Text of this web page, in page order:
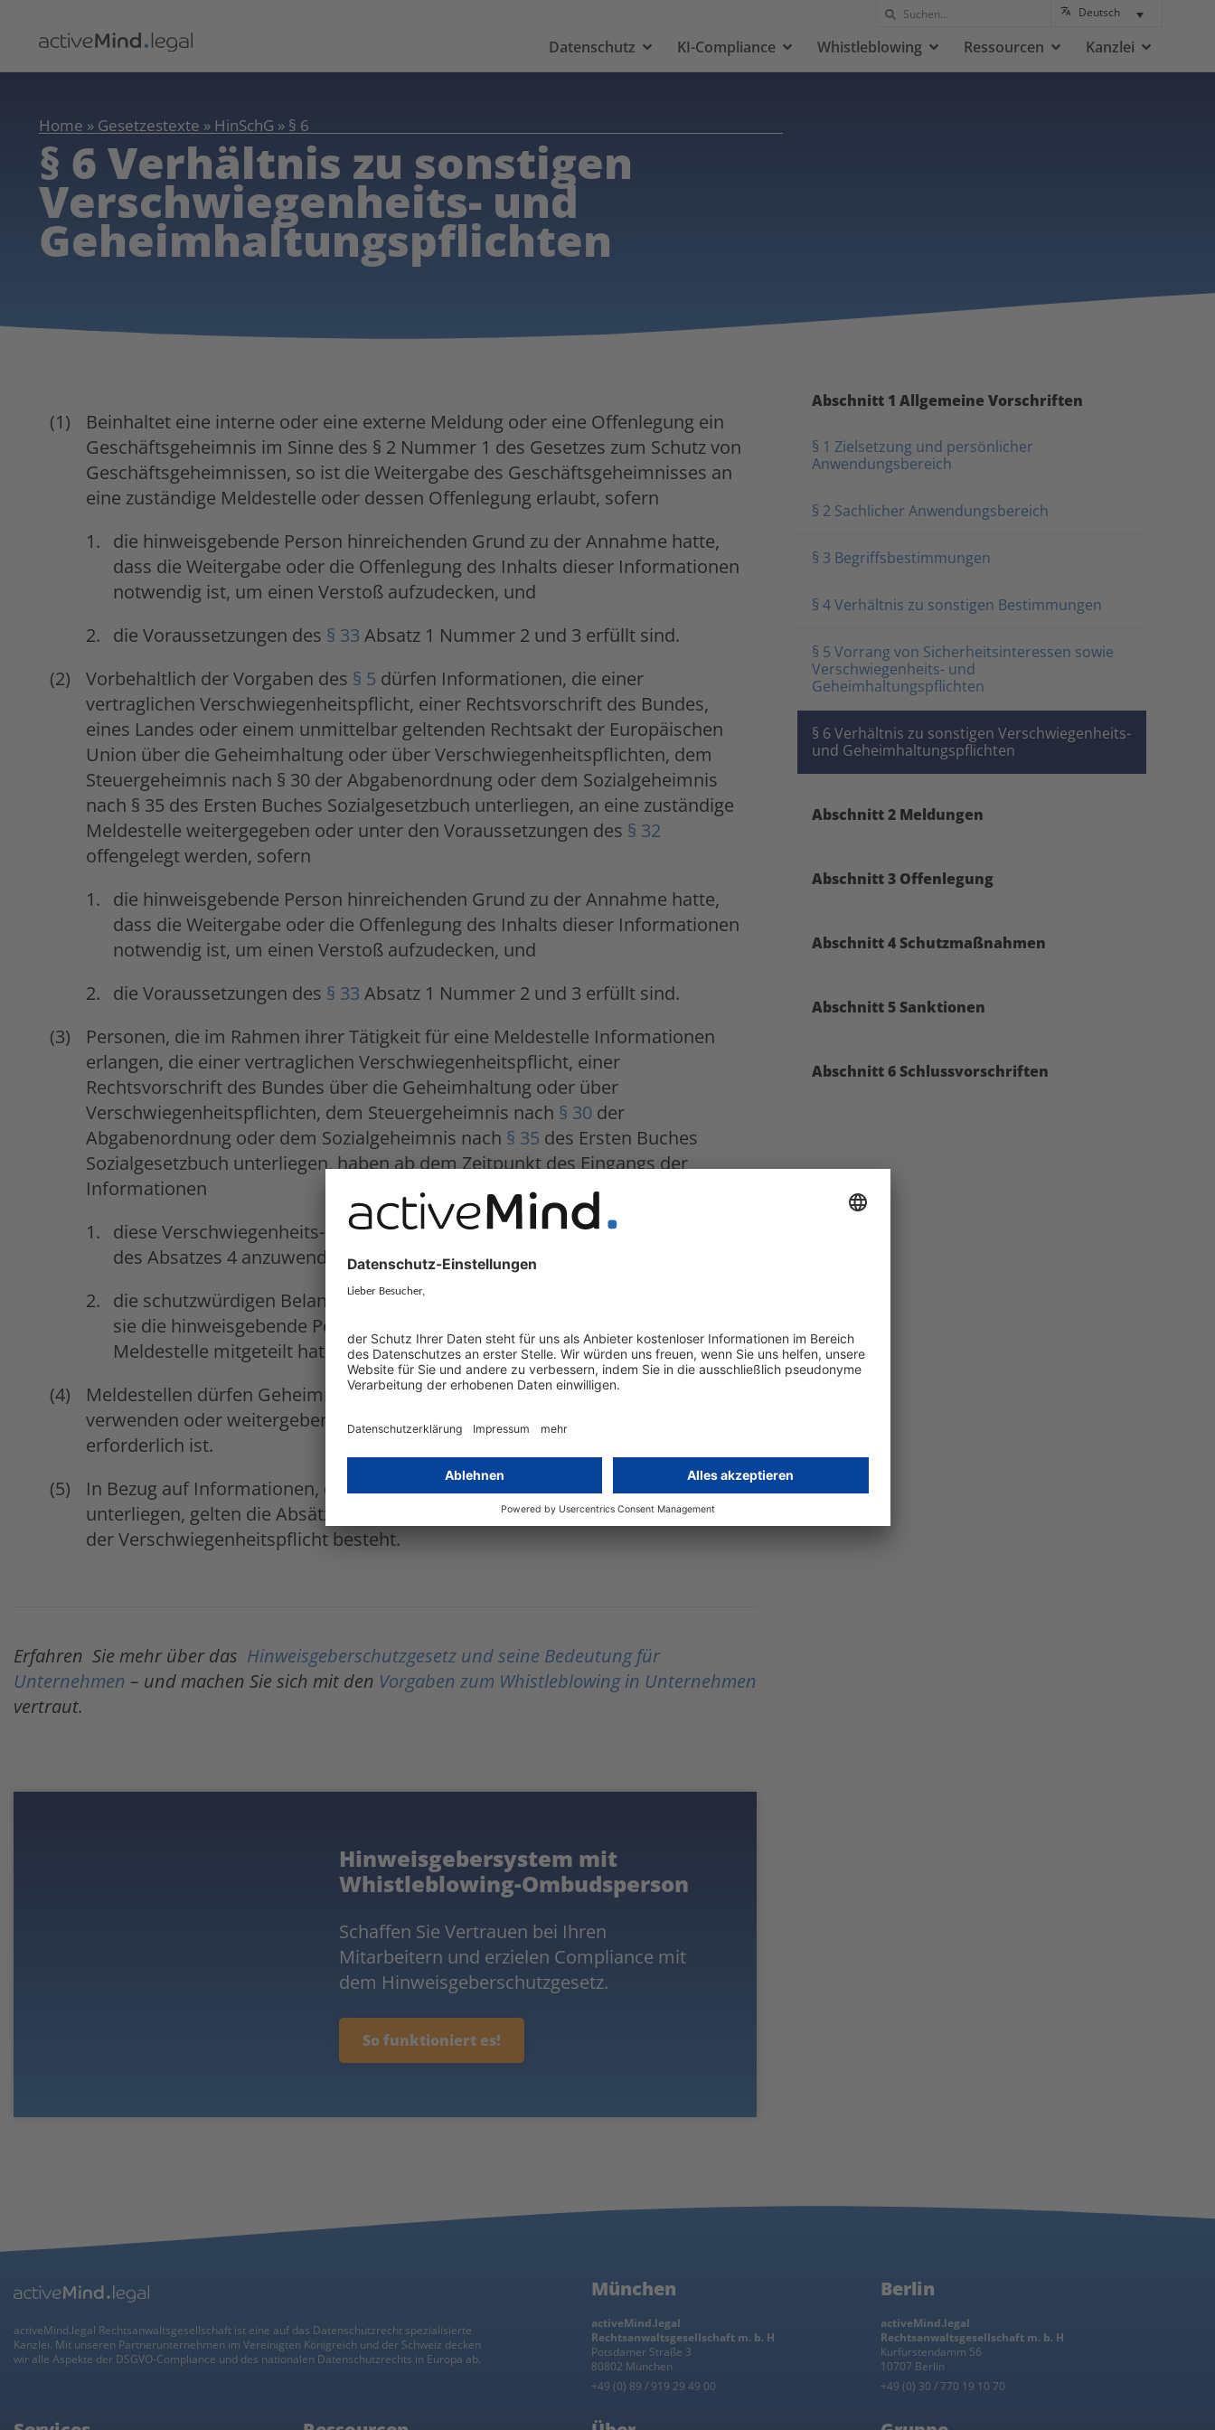
Deutsch
Datenschutz KI-Compliance Whistleblowing Ressourcen Kanzlei
Home » Gesetzestexte » HinSchG » § 6
§ 6 Verhältnis zu sonstigen
Verschwiegenheits- und
Geheimhaltungspflichten
Beinhaltet eine interne oder eine externe Meldung oder eine Offenlegung ein
Geschäftsgeheimnis im Sinne des § 2 Nummer 1 des Gesetzes zum Schutz von
Geschäftsgeheimnissen, so ist die Weitergabe des Geschäftsgeheimnisses an
eine zuständige Meldestelle oder dessen Offenlegung erlaubt, sofern
die hinweisgebende Person hinreichenden Grund zu der Annahme hatte,
dass die Weitergabe oder die Offenlegung des Inhalts dieser Informationen
notwendig ist, um einen Verstoß aufzudecken, und
die Voraussetzungen des § 33 Absatz 1 Nummer 2 und 3 erfüllt sind.
Vorbehaltlich der Vorgaben des § 5 dürfen Informationen, die einer
vertraglichen Verschwiegenheitspflicht, einer Rechtsvorschrift des Bundes,
eines Landes oder einem unmittelbar geltenden Rechtsakt der Europäischen
Union über die Geheimhaltung oder über Verschwiegenheitspflichten, dem
Steuergeheimnis nach § 30 der Abgabenordnung oder dem Sozialgeheimnis
nach § 35 des Ersten Buches Sozialgesetzbuch unterliegen, an eine zuständige
Meldestelle weitergegeben oder unter den Voraussetzungen des § 32
offengelegt werden, sofern
die hinweisgebende Person hinreichenden Grund zu der Annahme hatte,
dass die Weitergabe oder die Offenlegung des Inhalts dieser Informationen
notwendig ist, um einen Verstoß aufzudecken, und
die Voraussetzungen des § 33 Absatz 1 Nummer 2 und 3 erfüllt sind.
Personen, die im Rahmen ihrer Tätigkeit für eine Meldestelle Informationen
erlangen, die einer vertraglichen Verschwiegenheitspflicht, einer
Rechtsvorschrift des Bundes über die Geheimhaltung oder über
Verschwiegenheitspflichten, dem Steuergeheimnis nach § 30 der
Abgabenordnung oder dem Sozialgeheimnis nach § 35 des Ersten Buches
Sozialgesetzbuch unterliegen, haben ab dem Zeitpunkt des Eingangs der
Informationen
diese Verschwiegenheits- oder Geheimhaltungsvorschriften vorbehaltlich
des Absatzes 4 anzuwenden und
die schutzwürdigen Belange Betroffener in gleicher Weise zu beachten wie
sie die hinweisgebende Person zu beachten hat, die die Informationen der
Meldestelle mitgeteilt hat.
Meldestellen dürfen Geheimnisse im Sinne der Absätze 1 und 2 nur insoweit
verwenden oder weitergeben, wie dies für das Ergreifen von Folgemaßnahmen
erforderlich ist.
In Bezug auf Informationen, die einer vertraglichen Verschwiegenheitspflicht
unterliegen, gelten die Absätze 3 und 4 ab dem Zeitpunkt, zu dem Kenntnis von
der Verschwiegenheitspflicht besteht.
Erfahren Sie mehr über das Hinweisgeberschutzgesetz und seine Bedeutung für
Unternehmen – und machen Sie sich mit den Vorgaben zum Whistleblowing in Unternehmen
vertraut.
Hinweisgebersystem mit
Whistleblowing-Ombudsperson
Schaffen Sie Vertrauen bei Ihren
Mitarbeitern und erzielen Compliance mit
dem Hinweisgeberschutzgesetz.
So funktioniert es!
Abschnitt 1 Allgemeine Vorschriften
§ 1 Zielsetzung und persönlicher
Anwendungsbereich
§ 2 Sachlicher Anwendungsbereich
§ 3 Begriffsbestimmungen
§ 4 Verhältnis zu sonstigen Bestimmungen
§ 5 Vorrang von Sicherheitsinteressen sowie
Verschwiegenheits- und
Geheimhaltungspflichten
§ 6 Verhältnis zu sonstigen Verschwiegenheits-
und Geheimhaltungspflichten
Abschnitt 2 Meldungen
Abschnitt 3 Offenlegung
Abschnitt 4 Schutzmaßnahmen
Abschnitt 5 Sanktionen
Abschnitt 6 Schlussvorschriften
activeMind.legal Rechtsanwaltsgesellschaft ist eine auf das Datenschutzrecht spezialisierte
Kanzlei. Mit unseren Partnerunternehmen im Vereinigten Königreich und der Schweiz decken
wir alle Aspekte der DSGVO-Compliance und des nationalen Datenschutzrechts in Europa ab.
München
activeMind.legal
Rechtsanwaltsgesellschaft m. b. H
Potsdamer Straße 3
80802 München
+49 (0) 89 / 919 29 49 00
Berlin
activeMind.legal
Rechtsanwaltsgesellschaft m. b. H
Kurfürstendamm 56
10707 Berlin
+49 (0) 30 / 770 19 10 70